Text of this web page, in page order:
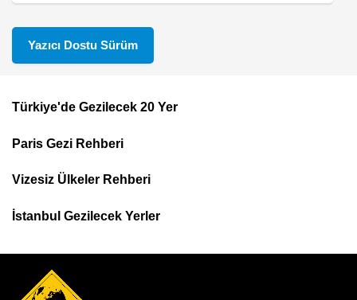
Yazıcı Dostu Sürüm
Footer
Top
Menu
Türkiye'de Gezilecek 20 Yer
Paris Gezi Rehberi
Vizesiz Ülkeler Rehberi
İstanbul Gezilecek Yerler